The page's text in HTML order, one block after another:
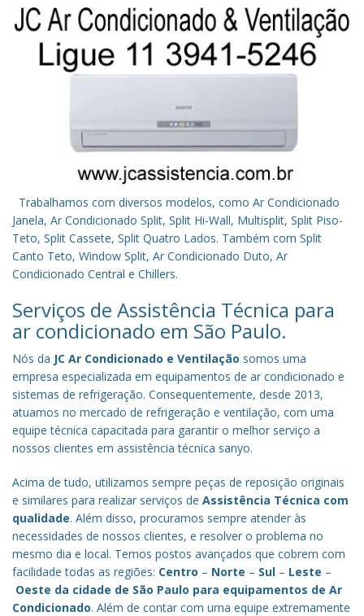
Trabalhamos com diversos modelos, como Ar Condicionado
Janela, Ar Condicionado Split, Split Hi-Wall, Multisplit, Split Piso-
Teto, Split Cassete, Split Quatro Lados. Também com Split
Canto Teto, Window Split, Ar Condicionado Duto, Ar
Condicionado Central e Chillers.
Serviços de Assistência Técnica para
ar condicionado em São Paulo.
Nós da JC Ar Condicionado e Ventilação somos uma
empresa especializada em equipamentos de ar condicionado e
sistemas de refrigeração. Consequentemente, desde 2013,
atuamos no mercado de refrigeração e ventilação, com uma
equipe técnica capacitada para garantir o melhor serviço a
nossos clientes em assistência técnica sanyo.
Acima de tudo, utilizamos sempre peças de reposição originais
e similares para realizar serviços de Assistência Técnica com
qualidade. Além disso, procuramos sempre atender às
necessidades de nossos clientes, e resolver o problema no
mesmo dia e local. Temos postos avançados que cobrem com
facilidade todas as regiões: Centro – Norte – Sul – Leste –
Oeste da cidade de São Paulo para equipamentos de Ar
Condicionado. Além de contar com uma equipe extremamente